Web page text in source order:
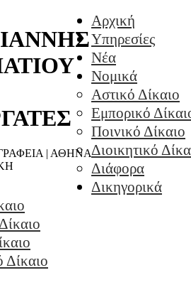
| ΑΘΗΝΑ
Αρχική
Υπηρεσίες
Νέα
Νομικά
Αστικό Δίκαιο
Εμπορικό
Ποινικό Δίκαιο
Διοικητικό
Διάφορα
Δικηγορικά
Δίκαιο